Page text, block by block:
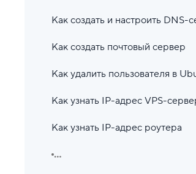
Как создать почтовый сервер
Как удалить пользователя в
Как узнать IP-адрес VPS-
Как узнать IP-адрес роутера
...